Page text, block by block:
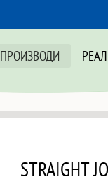
ПРОИЗВОДИ
STRAIGHT